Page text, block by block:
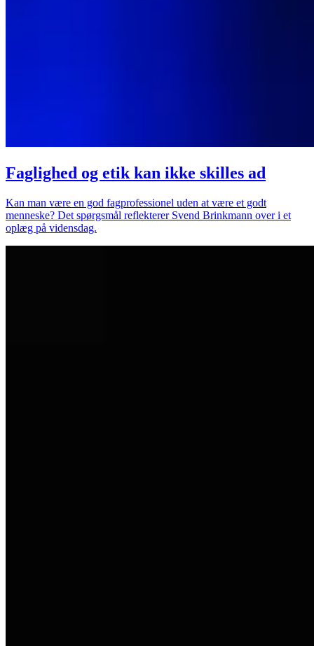
Faglighed og etik kan ikke skilles ad
Kan man være en god fagprofessionel uden at være et godt
menneske? Det spørgsmål reflekterer Svend Brinkmann over i et
oplæg på vidensdag.